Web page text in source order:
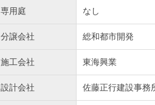
専用庭 なし
分譲会社 総和都市開発
施工会社 東海興業
設計会社 佐藤正行建設事務